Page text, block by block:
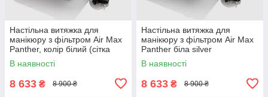
Настільна витяжка для
манікюру з фільтром Air Max
Panther, колір білий (сітка
біла)
В наявності
8 633 ₴ 8 900 ₴
Настільна витяжка для
манікюру з фільтром Air Max
Panther біла silver
В наявності
8 633 ₴ 8 900 ₴